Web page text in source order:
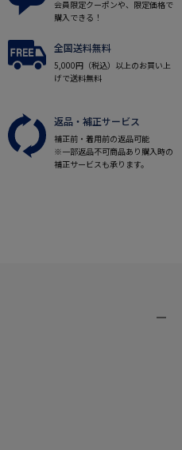
会員限定クーポンや、限定価格で
購入できる！
全国送料無料
5,000円（税込）以上のお買い上
げで送料無料
返品・補正サービス
補正前・着用前の返品可能
※一部返品不可商品あり購入時の
補正サービスも承ります。